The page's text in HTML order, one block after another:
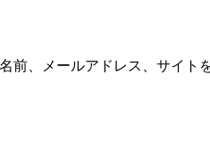
前、メールアドレス、サイト